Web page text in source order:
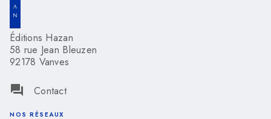
Éditions Hazan
58 rue Jean Bleuzen
92178 Vanves
question_answer Contact
NOS RÉSEAUX